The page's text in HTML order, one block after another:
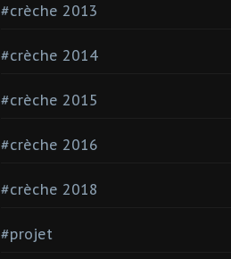
#crèche 2013
#crèche 2014
#crèche 2015
#crèche 2016
#crèche 2018
#projet